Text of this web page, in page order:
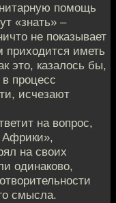
помощь
«знать» –
не показывает
приходится иметь
это, казалось бы,
процесс
исчезают
на вопрос,
на своих
одинаково,
смысла.